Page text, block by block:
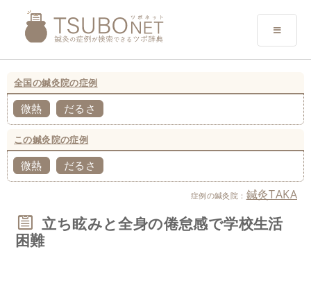
全国の鍼灸院の症例
微熱 だるさ
この鍼灸院の症例
微熱 だるさ
症例の鍼灸院： 鍼灸TAKA
立ち眩みと全身の倦怠感で学校生活
困難